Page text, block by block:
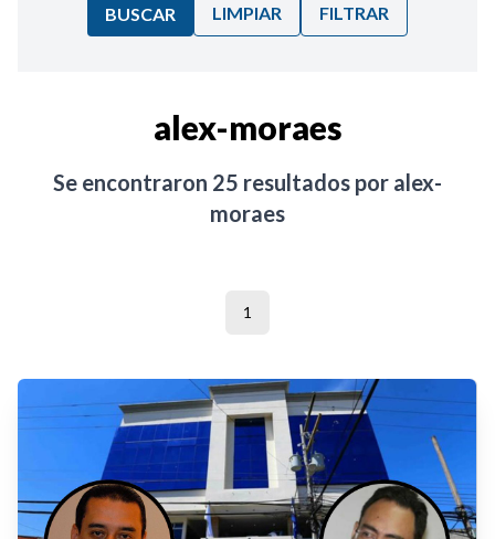
BUSCAR LIMPIAR FILTRAR
alex-moraes
Se encontraron 25 resultados por alex-
moraes
1